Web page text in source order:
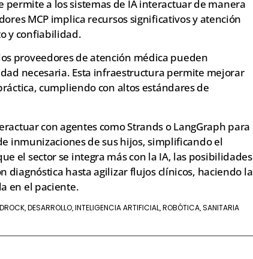
a los sistemas de IA interactuar de manera
MCP implica recursos significativos y atención
y confiabilidad.
proveedores de atención médica pueden
necesaria. Esta infraestructura permite mejorar
cumpliendo con altos estándares de
con agentes como Strands o LangGraph para
inmunizaciones de sus hijos, simplificando el
el sector se integra más con la IA, las posibilidades
diagnóstica hasta agilizar flujos clínicos, haciendo la
en el paciente.
, DESARROLLO, INTELIGENCIA ARTIFICIAL, ROBÓTICA, SANITARIA